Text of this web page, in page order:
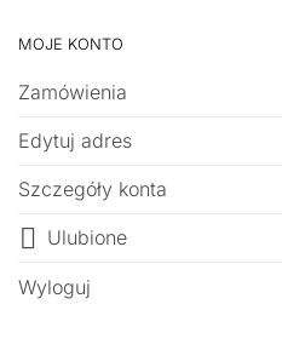
MOJE KONTO
Zamówienia
Edytuj adres
Szczegóły konta
Ulubione
Wyloguj